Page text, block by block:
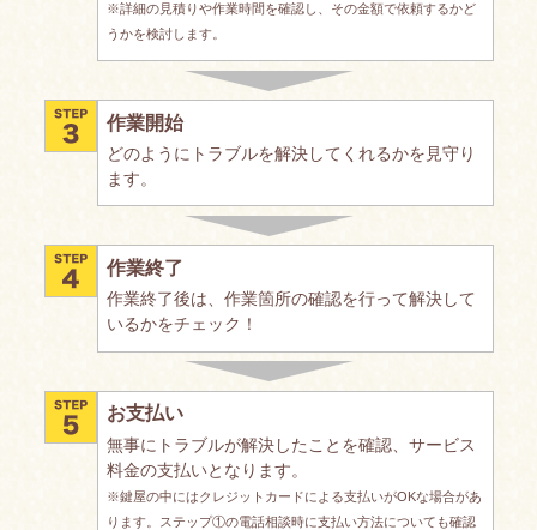
※詳細の見積りや作業時間を確認し、その金額で依頼するかど
うかを検討します。
作業開始
どのようにトラブルを解決してくれるかを見守り
ます。
作業終了
作業終了後は、作業箇所の確認を行って解決して
いるかをチェック！
お支払い
無事にトラブルが解決したことを確認、サービス
料金の支払いとなります。
※鍵屋の中にはクレジットカードによる支払いがOKな場合があ
ります。ステップ①の電話相談時に支払い方法についても確認